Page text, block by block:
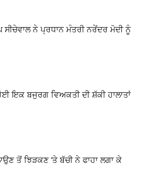
ਸੀਚੇਵਾਲ ਨੇ ਪ੍ਰਧਾਨ ਮੰਤਰੀ ਨਰੇਂਦਰ ਮੋਦੀ ਨੂੰ
ਇਕ ਬਜੁਰਗ ਵਿਅਕਤੀ ਦੀ ਸ਼ੱਕੀ ਹਾਲਾਤਾਂ
ਤੋਂ ਝਿੜਕਣ ‘ਤੇ ਬੱਚੀ ਨੇ ਫਾਹਾ ਲਗਾ ਕੇ